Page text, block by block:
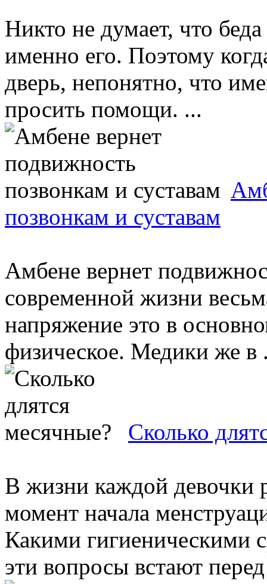
Никто не думает, что
именно его. Поэтому
дверь, непонятно, что
просить помощи. ...
позвонкам и суставам
Амбене вернет
современной жизни
напряжение это в
физическое. Медики же в
Сколько
В жизни каждой девочки
момент начала
Какими гигиеническими
эти вопросы встают